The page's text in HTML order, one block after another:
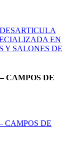
CAMPOS DE